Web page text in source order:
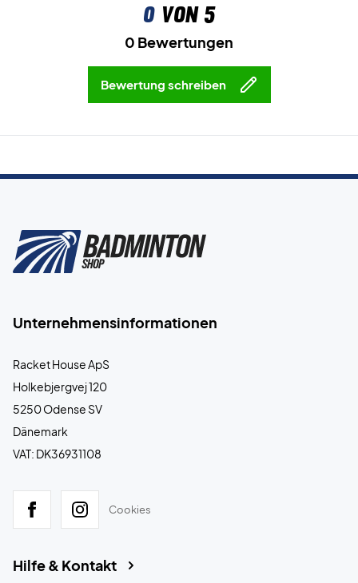
0von 5
0 Bewertungen
Bewertung schreiben
Unternehmensinformationen
Racket House ApS
Holkebjergvej 120
5250 Odense SV
Dänemark
VAT: DK36931108
Cookies
Hilfe & Kontakt